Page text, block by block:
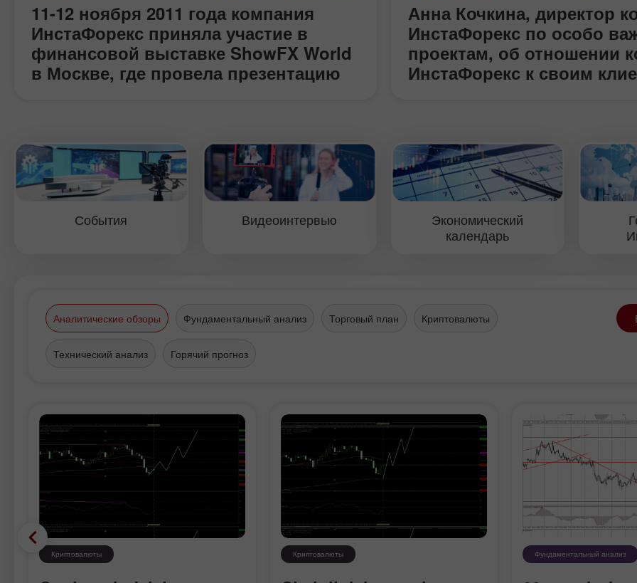
11-12 ноября 2011 года компания
ИнстаФорекс приняла участие в
финансовой выставке ShowFX World
в Москве, где провела презентацию
розыгрыш ценных призов среди
посетителей. В рамках выставки
Павел Шкапенко, старший менеджер
отдела развития компании
ИнстаФорекс, дал интервью
Анна Кочкина, директор
ИнстаФорекс по особо
проектам, об отношении
ИнстаФорекс к своим
События Видеоинтервью
Экономический
календарь
Аналитические обзоры Фундаментальный анализ Торговый план Криптовалюты
Технический анализ Горячий прогноз
Криптовалюты Криптовалюты Фундаментальный анализ